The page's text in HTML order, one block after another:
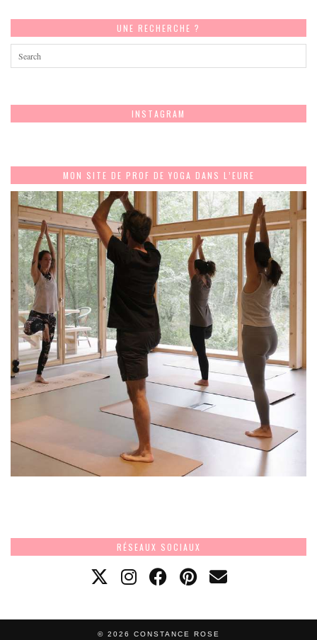
UNE RECHERCHE ?
INSTAGRAM
MON SITE DE PROF DE YOGA DANS L’EURE
RÉSEAUX SOCIAUX
© 2026 CONSTANCE ROSE